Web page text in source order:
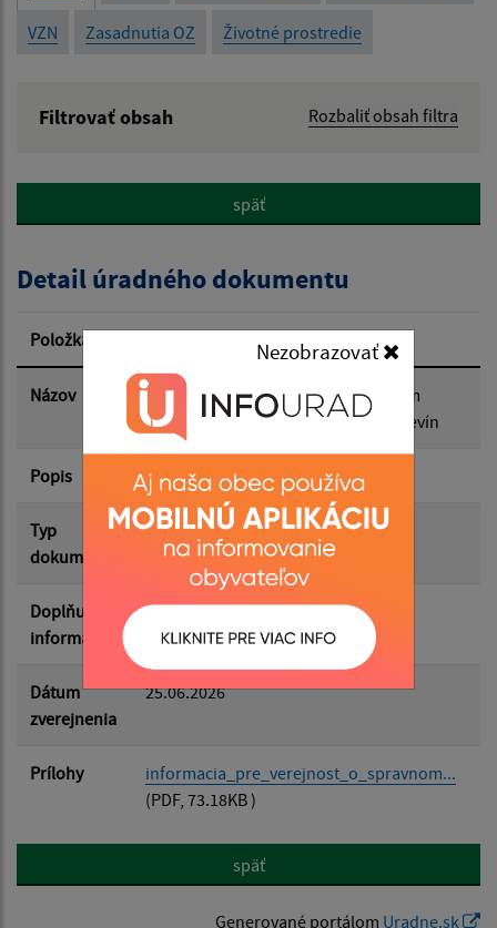
Nezobrazovať
VZN Zasadnutia OZ Životné prostredie
Filtrovať obsah Rozbaliť obsah filtra
Popis:
Dátum zverejnenia od:
Dátum zverejnenia do:
Filtrovať Reset
späť
Detail úradného dokumentu
Položka
Názov
Informácia pre verejnosť o správnom
konaní OcU-2026/84-OcU - výrub drevín
Popis
Typ
dokumentu
Životné prostredie
Doplňujúce
informácie
Dátum
zverejnenia
25.06.2026
Prílohy
informacia_pre_verejnost_o_spravnom...
(PDF, 73.18KB )
späť
Generované portálom Uradne.sk